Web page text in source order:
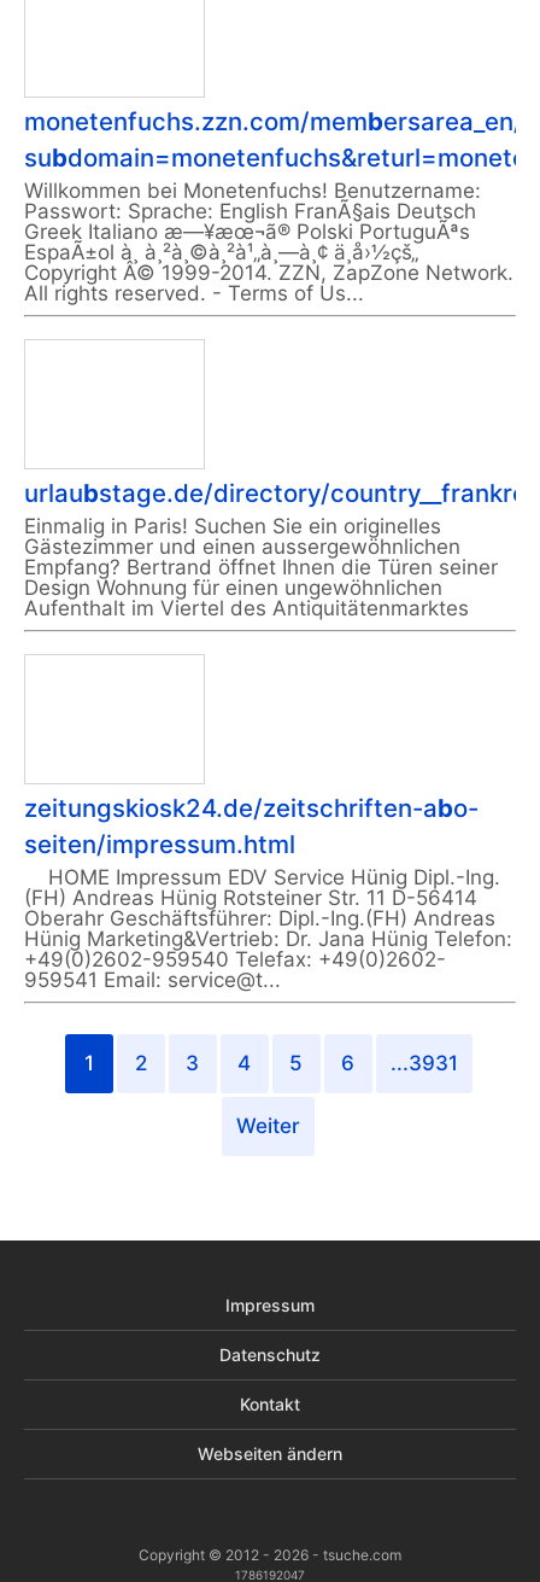
monetenfuchs.zzn.com/membersarea_en/
sub
Willkommen bei Monetenfuchs! Benutzername:
Passwort: Sprache: English FranÃ§ais Deutsch
Greek Italiano æ—¥æœ¬ã® Polski PortuguÃªs
EspaÃ±ol à¸ à¸²à¸©à¸²à¹„à¸—à¸¢ ä¸­å›½çš„
Copyright Â© 1999-2014. ZZN, ZapZone Network.
All rights reserved. - Terms of Us...
urlaubstage.de/directory/
Einmalig in Paris! Suchen Sie ein originelles
Gästezimmer und einen aussergewöhnlichen
Empfang? Bertrand öffnet Ihnen die Türen seiner
Design Wohnung für einen ungewöhnlichen
Aufenthalt im Viertel des Antiquitätenmarktes
zeitungskiosk24.de/zeitschriften-abo-
seiten/impressum.html
HOME Impressum EDV Service Hünig Dipl.-Ing.
(FH) Andreas Hünig Rotsteiner Str. 11 D-56414
Oberahr Geschäftsführer: Dipl.-Ing.(FH) Andreas
Hünig Marketing&Vertrieb: Dr. Jana Hünig Telefon:
+49(0)2602-959540 Telefax: +49(0)2602-
959541 Email: service@t...
1 2 3 4 5 6 ...3931
Weiter
Impressum
Datenschutz
Kontakt
Webseiten ändern
Copyright © 2012 - 2026 - tsuche.com
1786192047